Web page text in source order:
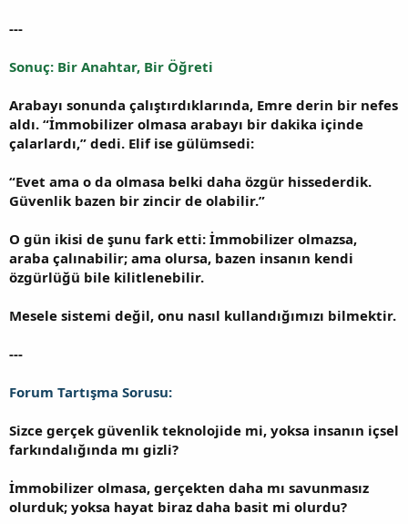
---
Sonuç: Bir Anahtar, Bir Öğreti
Arabayı sonunda çalıştırdıklarında, Emre derin bir nefes
aldı. “İmmobilizer olmasa arabayı bir dakika içinde
çalarlardı,” dedi. Elif ise gülümsedi:
“Evet ama o da olmasa belki daha özgür hissederdik.
Güvenlik bazen bir zincir de olabilir.”
O gün ikisi de şunu fark etti: İmmobilizer olmazsa,
araba çalınabilir; ama olursa, bazen insanın kendi
özgürlüğü bile kilitlenebilir.
Mesele sistemi değil, onu nasıl kullandığımızı bilmektir.
---
Forum Tartışma Sorusu:
Sizce gerçek güvenlik teknolojide mi, yoksa insanın içsel
farkındalığında mı gizli?
İmmobilizer olmasa, gerçekten daha mı savunmasız
olurduk; yoksa hayat biraz daha basit mi olurdu?